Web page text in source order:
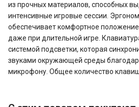
из прочных материалов, способных
интенсивные игровые сессии.
обеспечивает комфортное положение
даже при длительной игре.
системой подсветки, которая
звуками окружающей среды
микрофону. Общее количество